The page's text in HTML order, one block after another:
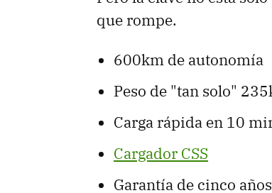
que rompe.
600km de autonomía
Peso de "tan solo"
Carga rápida en 10
Cargador CSS
Garantía de cinco